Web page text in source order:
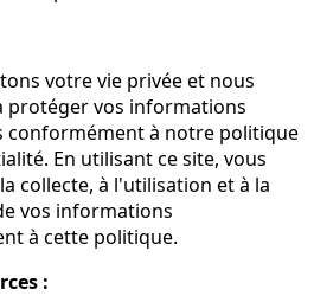
votre vie privée et nous
protéger vos informations
conformément à notre politique
En utilisant ce site, vous
collecte, à l'utilisation et à la
vos informations
à cette politique.
: